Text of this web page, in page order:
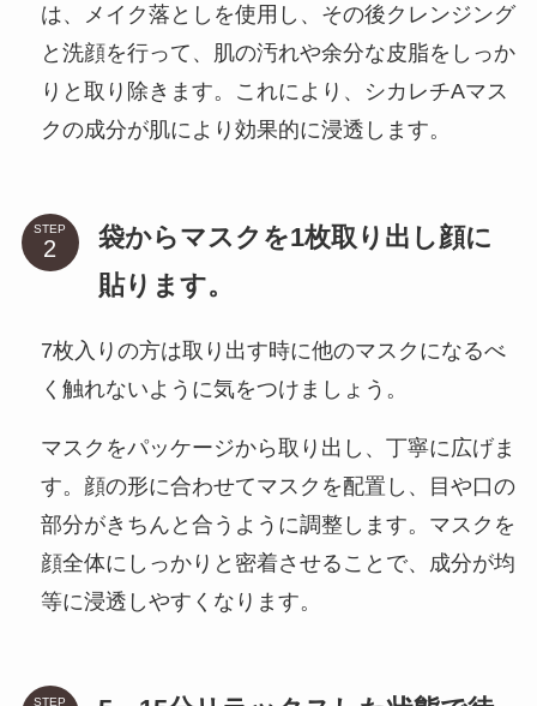
は、メイク落としを使用し、その後クレンジング
と洗顔を行って、肌の汚れや余分な皮脂をしっか
りと取り除きます。これにより、シカレチAマス
クの成分が肌により効果的に浸透します。
STEP
袋からマスクを1枚取り出し顔に
貼ります。
7枚入りの方は取り出す時に他のマスクになるべ
く触れないように気をつけましょう。
マスクをパッケージから取り出し、丁寧に広げま
す。顔の形に合わせてマスクを配置し、目や口の
部分がきちんと合うように調整します。マスクを
顔全体にしっかりと密着させることで、成分が均
等に浸透しやすくなります。
STEP